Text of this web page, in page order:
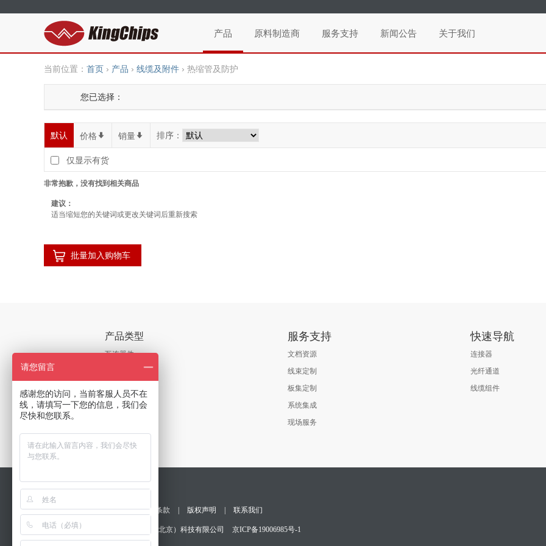
产品 原料制造商 服务支持 新闻公告 关于我们
当前位置： 首页 › 产品 › 线缆及附件 › 热缩管及防护
您已选择：
默认 价格 * 销量 * 排序：
仅显示有货
非常抱歉，没有找到相关商品
建议：
适当缩短您的关键词或更改关键词后重新搜索
批量加入购物车
产品类型
互连器件
线缆及附件
板卡及系统
服务支持
文档资源
线束定制
板集定制
系统集成
现场服务
快速导航
连接器
光纤通道
线缆组件
隐私保护 | 销售条款 版权声明 联系我们
版权所有©京芯微（北京）科技有限公司 京ICP备19006985号-1
请您留言
感谢您的访问，当前客服人员不在
线，请填写一下您的信息，我们会
尽快和您联系。